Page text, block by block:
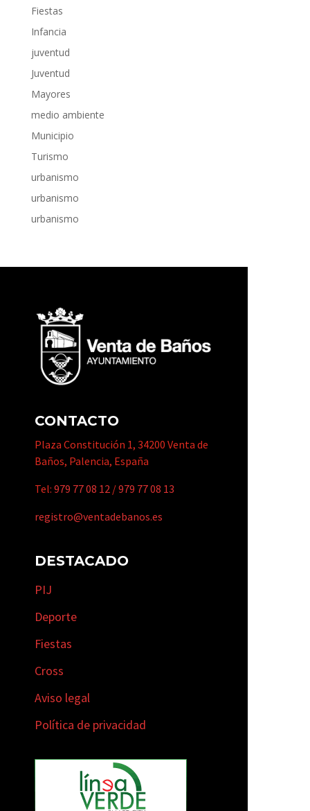
Fiestas
Infancia
juventud
Juventud
Mayores
medio ambiente
Municipio
Turismo
urbanismo
urbanismo
urbanismo
CONTACTO
Plaza Constitución 1, 34200 Venta de
Baños, Palencia, España
Tel: 979 77 08 12 /979 77 08 13
registro@ventadebanos.es
DESTACADO
PIJ
Deporte
Fiestas
Cross
Aviso legal
Política de privacidad